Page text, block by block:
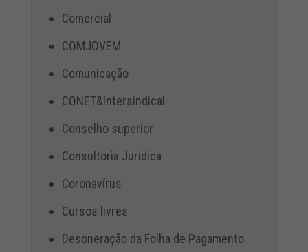
Comercial
COMJOVEM
Comunicação
CONET&Intersindical
Conselho superior
Consultoria Jurídica
Coronavírus
Cursos livres
Desoneração da Folha de Pagamento